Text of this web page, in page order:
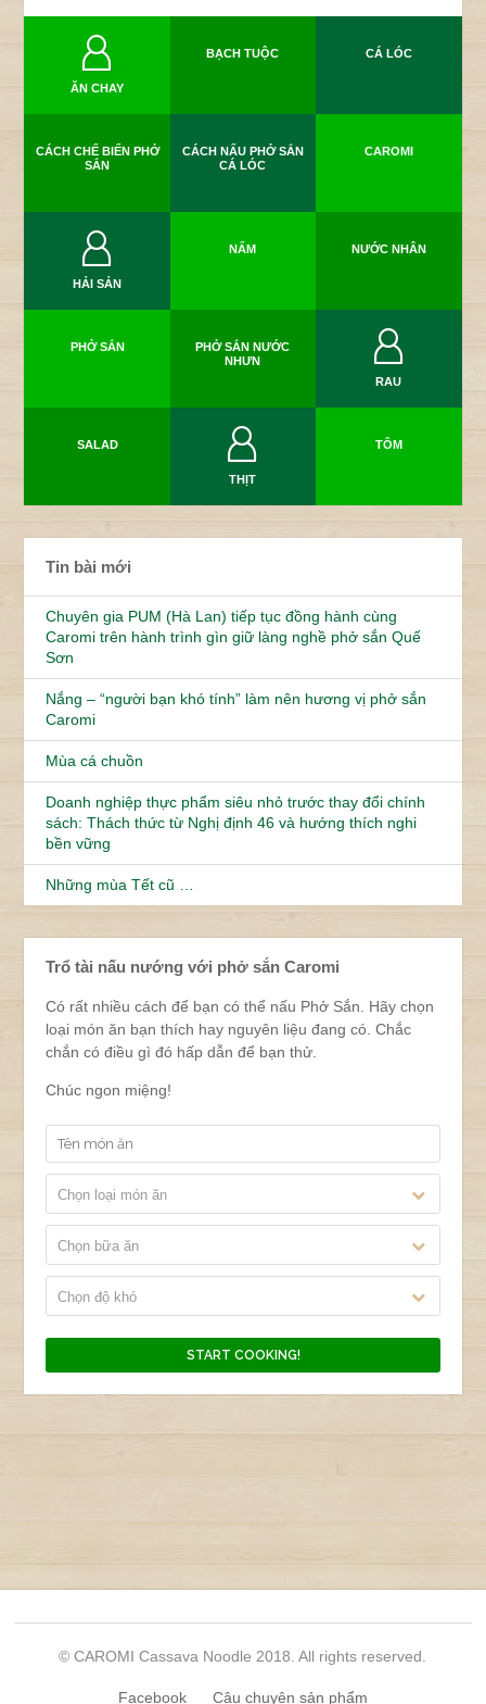
ĂN CHAY
BẠCH TUỘC CÁ LÓC
CÁCH CHẾ BIẾN PHỞ
SẮN
CÁCH NẤU PHỞ SẮN
CÁ LÓC
CAROMI
HẢI SẢN
NẤM NƯỚC NHÂN
PHỞ SẮN
PHỞ SẮN NƯỚC
NHƯN
RAU
SALAD
THỊT
TÔM
Tin bài mới
Chuyên gia PUM (Hà Lan) tiếp tục đồng hành cùng
Caromi trên hành trình gìn giữ làng nghề phở sắn Quế
Sơn
Nắng – “người bạn khó tính” làm nên hương vị phở sắn
Caromi
Mùa cá chuồn
Doanh nghiệp thực phẩm siêu nhỏ trước thay đổi chính
sách: Thách thức từ Nghị định 46 và hướng thích nghi
bền vững
Những mùa Tết cũ …
Trổ tài nấu nướng với phở sắn Caromi
Có rất nhiều cách để bạn có thể nấu Phở Sắn. Hãy chọn
loại món ăn bạn thích hay nguyên liệu đang có. Chắc
chắn có điều gì đó hấp dẫn để bạn thử.
Chúc ngon miệng!
Chọn loại món ăn
Chọn bữa ăn
Chọn độ khó
© CAROMI Cassava Noodle 2018. All rights reserved.
Facebook Câu chuyện sản phẩm